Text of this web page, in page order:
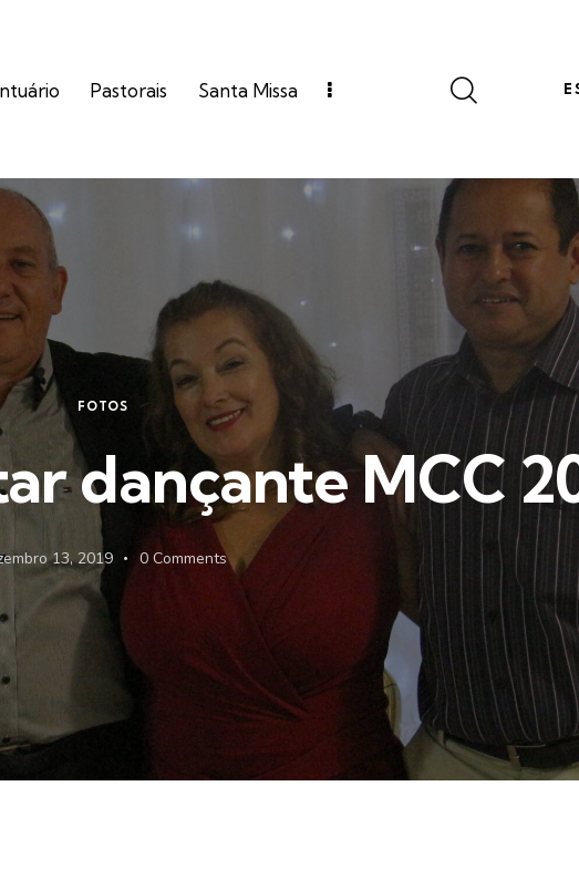
Pastorais Santa Missa
FOTOS
dançante MCC
13, 2019 0 Comments